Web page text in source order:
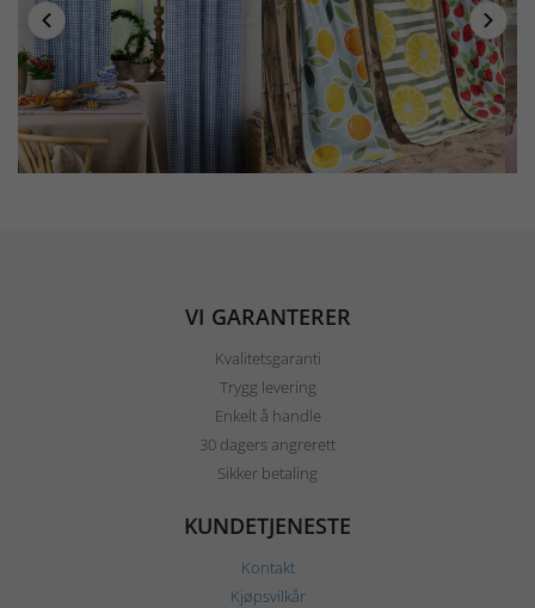
VI GARANTERER
Kvalitetsgaranti
Trygg levering
Enkelt å handle
30 dagers angrerett
Sikker betaling
KUNDETJENESTE
Kontakt
Kjøpsvilkår